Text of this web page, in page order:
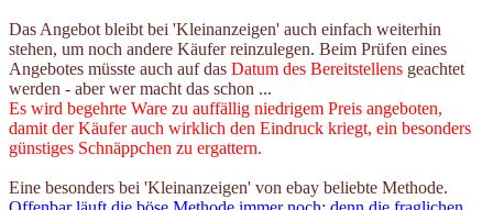
Das Angebot bleibt bei 'Kleinanzeigen' auch einfach weiterhin
stehen, um noch andere Käufer reinzulegen. Beim Prüfen eines
Angebotes müsste auch auf das Datum des Bereitstellens geachtet
werden - aber wer macht das schon ...
Es wird begehrte Ware zu auffällig niedrigem Preis angeboten,
damit der Käufer auch wirklich den Eindruck kriegt, ein besonders
günstiges Schnäppchen zu ergattern.
Eine besonders bei 'Kleinanzeigen' von ebay beliebte Methode.